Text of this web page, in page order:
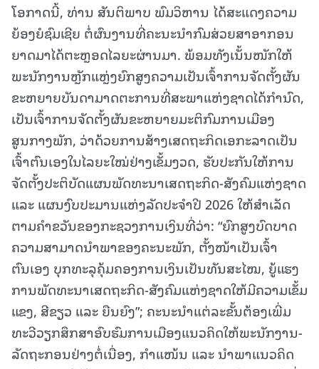
ໂອກາດນີ້, ທ່ານ ສັນຕິພາບ ພົມວິຫານ ໄດ້ສະແດງຄວາມ
ຍ້ອງຍໍຊົມເຊີຍ ຕໍ່ຜົນງານທີ່ຄະນະນຳກົມສ່ວຍສາອາກອນ
ຍາດມາໄດ້ຕະຫຼອດໄລຍະຜ່ານມາ. ພ້ອມທັງເນັ້ນໜັກໃຫ້
ພະນັກງານຫຼັກແຫຼ່ງຍົກສູງຄວາມເປັນເຈົ້າການຈັດຕັ້ງຜັນ
ຂະຫຍາຍບັນດາມາດຕະການທີ່ສະພາແຫ່ງຊາດໄດ້ກໍານົດ,
ເປັນເຈົ້າການຈັດຕັ້ງຜັນຂະຫຍາຍມະຕິກົມການເມືອງ
ສູນກາງພັກ, ວ່າດ້ວຍການສ້າງເສດຖະກິດເອກະລາດເປັນ
ເຈົ້າຕົນເອງໃນໄລຍະໃໝ່ຢ່າງເຂັ້ມງວດ, ຮັບປະກັນໃຫ້ການ
ຈັດຕັ້ງປະຕິບັດແຜນພັດທະນາເສດຖະກິດ-ສັງຄົມແຫ່ງຊາດ
ແລະ ແຜນງົບປະມານແຫ່ງລັດປະຈໍາປີ 2026 ໃຫ້ສໍາເລັດ
ຕາມຄໍາຂວັນຂອງກະຊວງການເງິນທີ່ວ່າ: “ຍົກສູງບົດບາດ
ຄວາມສາມາດນໍາພາຂອງຄະນະພັກ, ຕັ້ງໜ້າເປັນເຈົ້າ
ຕົນເອງ ບຸກທະລຸຄຸ້ມຄອງການເງິນເປັນທັນສະໄໝ, ຍູ້ແຮງ
ການພັດທະນາເສດຖະກິດ-ສັງຄົມແຫ່ງຊາດໃຫ້ມີຄວາມເຂັ້ມ
ແຂງ, ສີຂຽວ ແລະ ຍືນຍົງ”; ຄະນະນຳແຕ່ລະຂັ້ນຕ້ອງເພີ່ມ
ທະວີວຽກສຶກສາອົບຮົມການເມືອງແນວຄິດໃຫ້ພະນັກງານ-
ລັດຖະກອນຢ່າງຕໍ່ເນື່ອງ, ກໍາແໜ້ນ ແລະ ນໍາພາແນວຄິດ